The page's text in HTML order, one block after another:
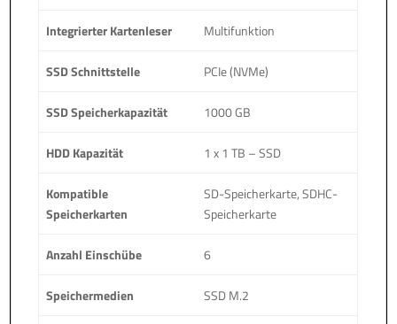
Integrierter Kartenleser Multifunktion
SSD Schnittstelle PCIe (NVMe)
SSD Speicherkapazität 1000 GB
HDD Kapazität 1 x 1 TB – SSD
Kompatible
Speicherkarten
SD-Speicherkarte, SDHC-
Speicherkarte
Anzahl Einschübe 6
Speichermedien SSD M.2